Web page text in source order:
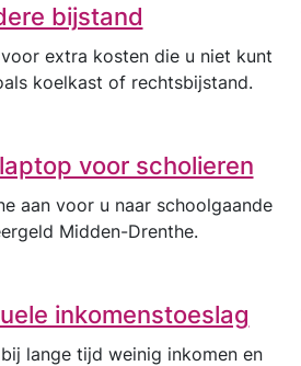
bijstand
extra kosten die u niet kunt
koelkast of rechtsbijstand.
voor scholieren
aan voor u naar schoolgaande
Midden-Drenthe.
inkomenstoeslag
lange tijd weinig inkomen en